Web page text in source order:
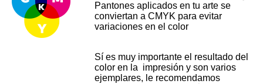
Pantones aplicados en tu arte se
conviertan a CMYK para evitar
variaciones en el color
Sí es muy importante el resultado del
color en la impresión y son varios
ejemplares, le recomendamos